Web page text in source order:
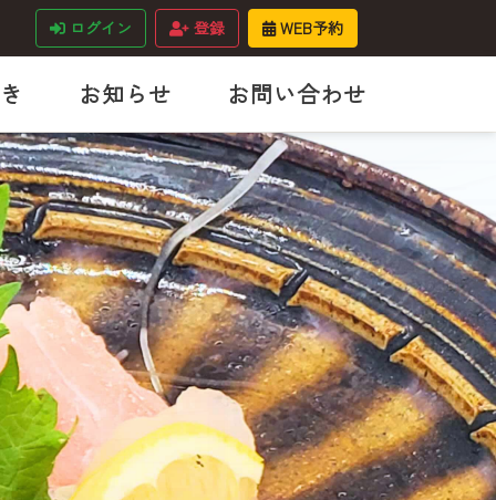
ログイン 登録 WEB予約
お知らせ お問い合わせ